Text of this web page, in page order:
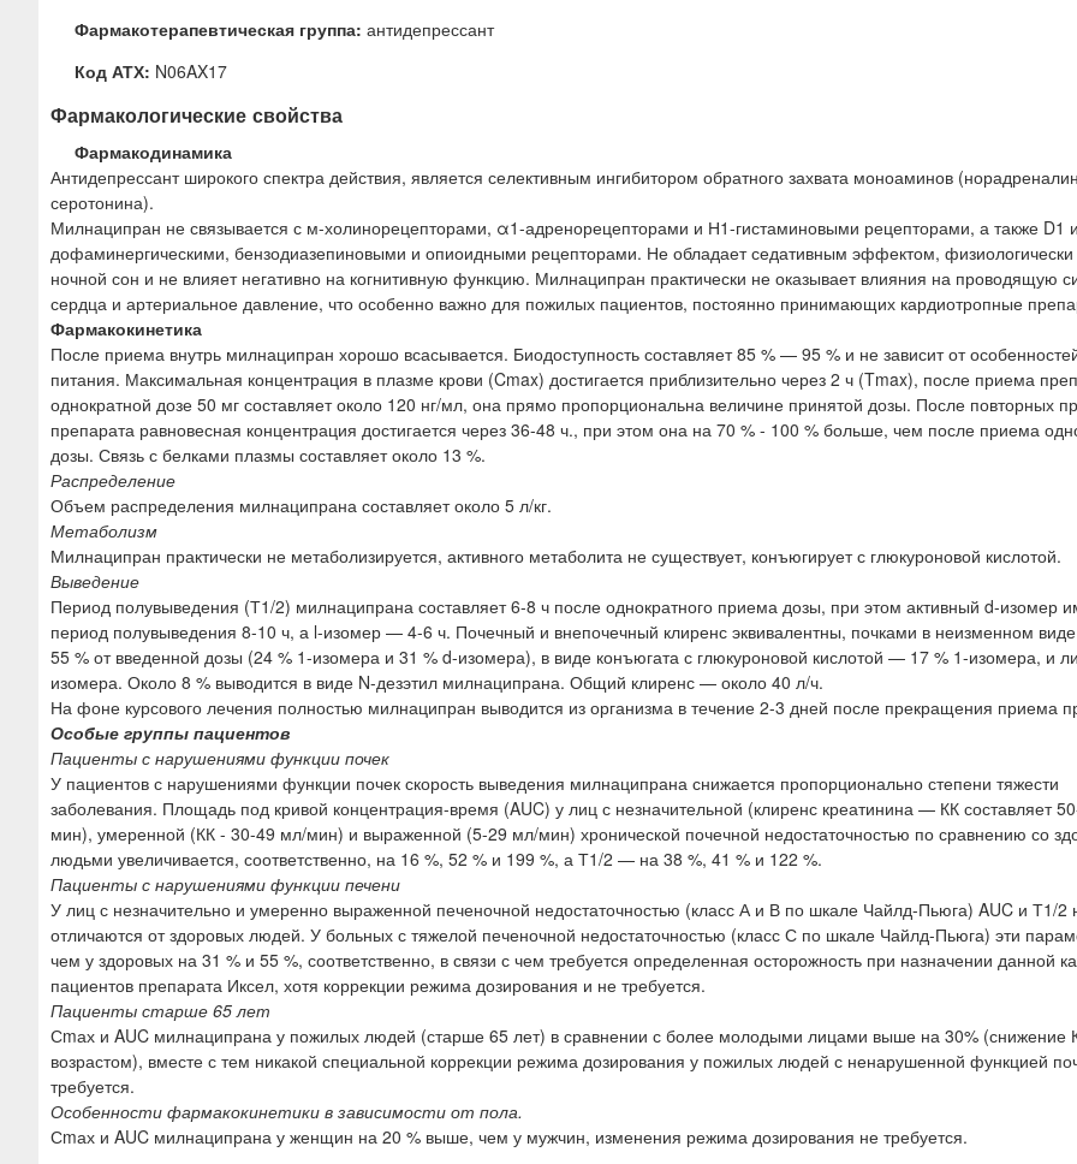
Фармакотерапевтическая группа: антидепрессант
Код АТХ: N06AX17
Фармакологические свойства
Фармакодинамика
Антидепрессант широкого спектра действия, является селективным ингибитором обратного захвата моноаминов
серотонина).
Милнаципран не связывается с м-холинорецепторами, α1-адренорецепторами и Н1-гистаминовыми рецепторами, а также D1
дофаминергическими, бензодиазепиновыми и опиоидными рецепторами. Не обладает седативным эффектом, физиологически
ночной сон и не влияет негативно на когнитивную функцию. Милнаципран практически не оказывает влияния на проводящую
сердца и артериальное давление, что особенно важно для пожилых пациентов, постоянно принимающих кардиотропные
Фармакокинетика
После приема внутрь милнаципран хорошо всасывается. Биодоступность составляет 85 % — 95 % и не зависит от
питания. Максимальная концентрация в плазме крови (Cmax) достигается приблизительно через 2 ч (Tmax), после приема
однократной дозе 50 мг составляет около 120 нг/мл, она прямо пропорциональна величине принятой дозы. После повторных
препарата равновесная концентрация достигается через 36-48 ч., при этом она на 70 % - 100 % больше, чем после приема
дозы. Связь с белками плазмы составляет около 13 %.
Распределение
Объем распределения милнаципрана составляет около 5 л/кг.
Метаболизм
Милнаципран практически не метаболизируется, активного метаболита не существует, конъюгирует с глюкуроновой кислотой.
Выведение
Период полувыведения (Т1/2) милнаципрана составляет 6-8 ч после однократного приема дозы, при этом активный d-изомер
период полувыведения 8-10 ч, а l-изомер — 4-6 ч. Почечный и внепочечный клиренс эквивалентны, почками в неизменном
55 % от введенной дозы (24 % 1-изомера и 31 % d-изомера), в виде конъюгата с глюкуроновой кислотой — 17 % 1-изомера, и
изомера. Около 8 % выводится в виде N-дезэтил милнаципрана. Общий клиренс — около 40 л/ч.
На фоне курсового лечения полностью милнаципран выводится из организма в течение 2-3 дней после прекращения приема
Особые группы пациентов
Пациенты с нарушениями функции почек
У пациентов с нарушениями функции почек скорость выведения милнаципрана снижается пропорционально степени тяжести
заболевания. Площадь под кривой концентрация-время (AUC) у лиц с незначительной (клиренс креатинина — КК составляет
мин), умеренной (КК - 30-49 мл/мин) и выраженной (5-29 мл/мин) хронической почечной недостаточностью по сравнению со
людьми увеличивается, соответственно, на 16 %, 52 % и 199 %, а Т1/2 — на 38 %, 41 % и 122 %.
Пациенты с нарушениями функции печени
У лиц с незначительно и умеренно выраженной печеночной недостаточностью (класс А и В по шкале Чайлд-Пьюга) AUC и Т1/2
отличаются от здоровых людей. У больных с тяжелой печеночной недостаточностью (класс С по шкале Чайлд-Пьюга) эти
чем у здоровых на 31 % и 55 %, соответственно, в связи с чем требуется определенная осторожность при назначении данной
пациентов препарата Иксел, хотя коррекции режима дозирования и не требуется.
Пациенты старше 65 лет
Сmах и AUC милнаципрана у пожилых людей (старше 65 лет) в сравнении с более молодыми лицами выше на 30% (снижение
возрастом), вместе с тем никакой специальной коррекции режима дозирования у пожилых людей с ненарушенной функцией
требуется.
Особенности фармакокинетики в зависимости от пола.
Сmах и AUC милнаципрана у женщин на 20 % выше, чем у мужчин, изменения режима дозирования не требуется.